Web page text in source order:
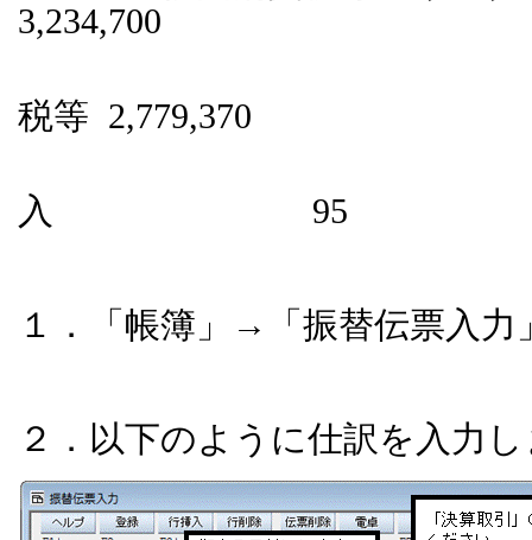
3,234,700
税等 2,779,370
入 95
１．「帳簿」→「振替伝票入力
２．以下のように仕訳を入力